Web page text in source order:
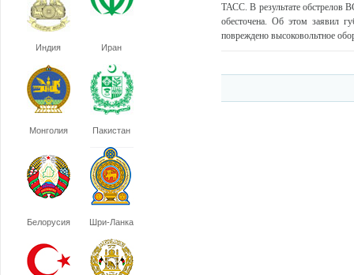
Индия Иран
Монголия Пакистан
Белорусия Шри-Ланка
ТАСС. В результате обстрелов
обесточена. Об этом заявил
повреждено высоковольтное